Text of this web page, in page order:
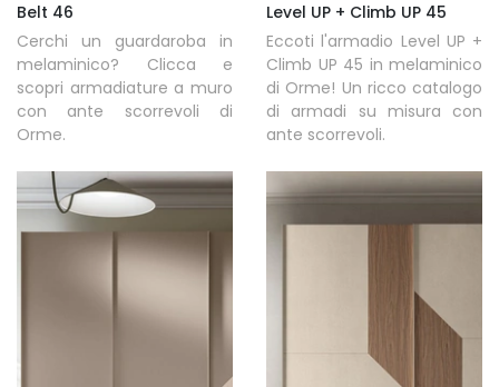
Belt 46
Cerchi un guardaroba in
melaminico? Clicca e
scopri armadiature a muro
con ante scorrevoli di
Orme.
Level UP + Climb UP 45
Eccoti l'armadio Level UP +
Climb UP 45 in melaminico
di Orme! Un ricco catalogo
di armadi su misura con
ante scorrevoli.